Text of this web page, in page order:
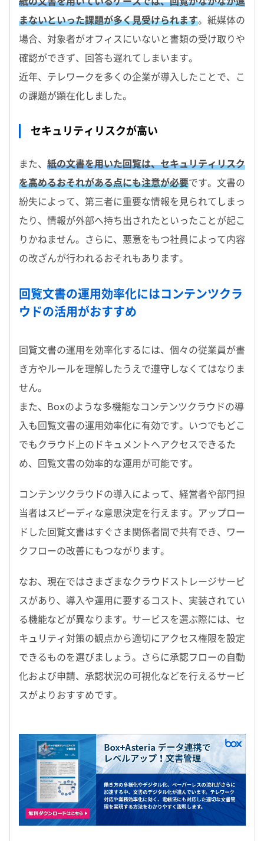
まないといった課題が多く見受けられます。紙媒体の
場合、対象者がオフィスにいないと書類の受け取りや
確認ができず、回答も遅れてしまいます。
近年、テレワークを多くの企業が導入したことで、こ
の課題が顕在化しました。
セキュリティリスクが高い
また、 紙の文書を用いた回覧は、セキュリティリスク
を高めるおそれがある点にも注意が必要です。文書の
紛失によって、第三者に重要な情報を見られてしまっ
たり、情報が外部へ持ち出されたといったことが起こ
りかねません。さらに、悪意をもつ社員によって内容
の改ざんが行われるおそれもあります。
回覧文書の運用効率化にはコンテンツクラ
ウドの活用がおすすめ
回覧文書の運用を効率化するには、個々の従業員が書
き方やルールを理解したうえで遵守しなくてはなりま
せん。
また、Boxのような多機能なコンテンツクラウドの導
入も回覧文書の運用効率化に有効です。いつでもどこ
でもクラウド上のドキュメントへアクセスできるた
め、回覧文書の効率的な運用が可能です。
コンテンツクラウドの導入によって、経営者や部門担
当者はスピーディな意思決定を行えます。アップロー
ドした回覧文書はすぐさま関係者間で共有でき、ワー
クフローの改善にもつながります。
なお、現在ではさまざまなクラウドストレージサービ
スがあり、導入や運用に要するコスト、実装されてい
る機能などが異なります。サービスを選ぶ際には、セ
キュリティ対策の観点から適切にアクセス権限を設定
できるものを選びましょう。さらに承認フローの自動
化および申請、承認状況の可視化などを行えるサービ
スがよりおすすめです。